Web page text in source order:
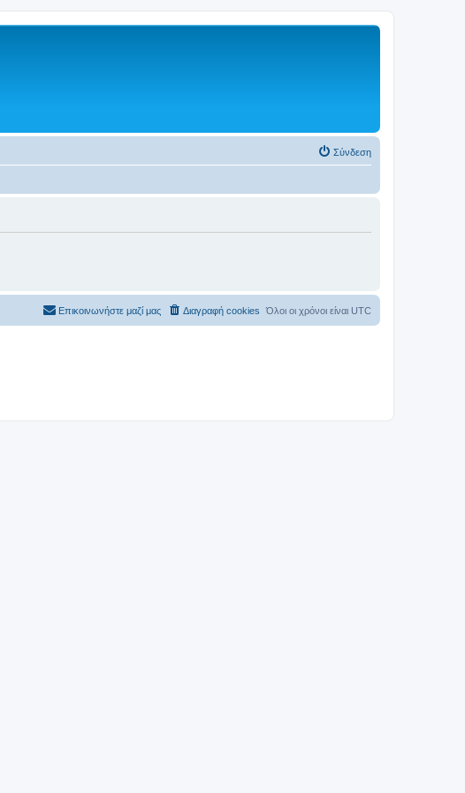
Σύνδεση
Όλοι οι χρόνοι είναι UTC
Διαγραφή cookies
Επικοινωνήστε μαζί μας